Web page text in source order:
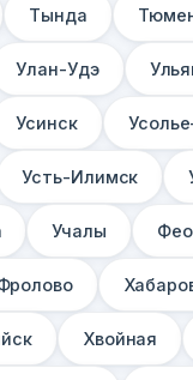
Тында
Улан-Удэ
Усинск
Усть-Илимск
Учалы
Хвойная